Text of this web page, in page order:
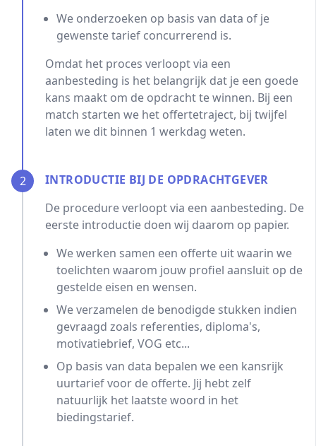
We onderzoeken op basis van data of je
gewenste tarief concurrerend is.
Omdat het proces verloopt via een
aanbesteding is het belangrijk dat je een goede
kans maakt om de opdracht te winnen. Bij een
match starten we het offertetraject, bij twijfel
laten we dit binnen 1 werkdag weten.
2
INTRODUCTIE BIJ DE OPDRACHTGEVER
De procedure verloopt via een aanbesteding. De
eerste introductie doen wij daarom op papier.
We werken samen een offerte uit waarin we
toelichten waarom jouw profiel aansluit op de
gestelde eisen en wensen.
We verzamelen de benodigde stukken indien
gevraagd zoals referenties, diploma's,
motivatiebrief, VOG etc...
Op basis van data bepalen we een kansrijk
uurtarief voor de offerte. Jij hebt zelf
natuurlijk het laatste woord in het
biedingstarief.